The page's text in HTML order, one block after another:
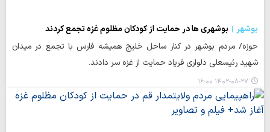
بوشهر
بوشهری ها در حمایت از کودکان مظلوم غزه تجمع کردند
حوزه/ مردم بوشهر در کنار ساحل خلیج همیشه فارس با تجمع در میدان
شهید رئیسعلی دلواری فریاد حمایت از غزه سر دادند.
۱۴۰۲-۰۸-۲۷ ۱۶:۰۰